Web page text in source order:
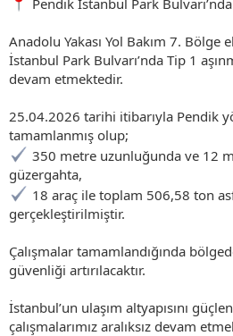
Anadolu Yakası Yol Bakım 7. Bölge
İstanbul Park Bulvarı’nda Tip 1
devam etmektedir.
25.04.2026 tarihi itibarıyla Pendik
tamamlanmış olup;
350 metre uzunluğunda ve 12
güzergahta,
18 araç ile toplam 506,58 ton
gerçekleştirilmiştir.
Çalışmalar tamamlandığında
güvenliği artırılacaktır.
İstanbul’un ulaşım altyapısını
çalışmalarımız aralıksız devam